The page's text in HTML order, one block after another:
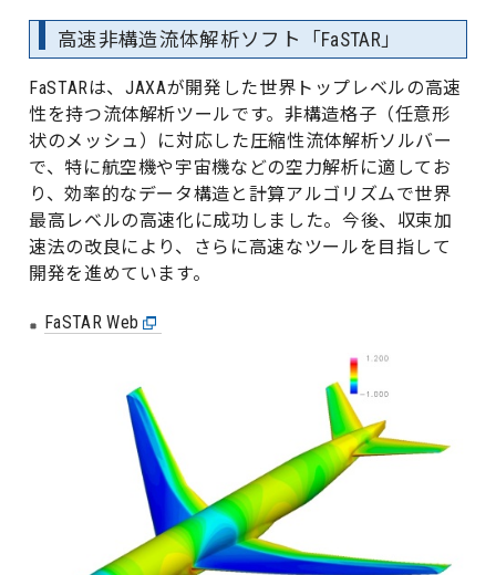
高速非構造流体解析ソフト「FaSTAR」
FaSTARは、JAXAが開発した世界トップレベルの高速
性を持つ流体解析ツールです。非構造格子（任意形
状のメッシュ）に対応した圧縮性流体解析ソルバー
で、特に航空機や宇宙機などの空力解析に適してお
り、効率的なデータ構造と計算アルゴリズムで世界
最高レベルの高速化に成功しました。今後、収束加
速法の改良により、さらに高速なツールを目指して
開発を進めています。
FaSTAR Web